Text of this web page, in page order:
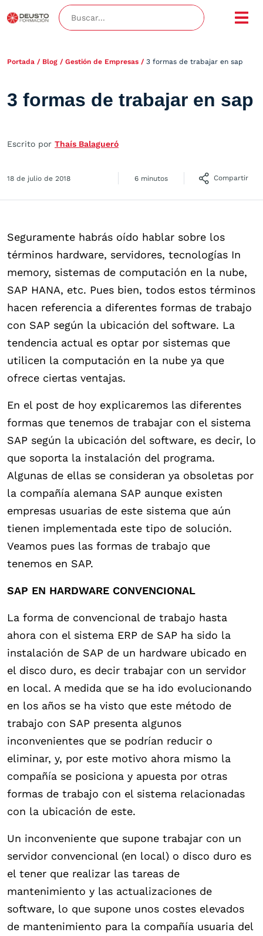
Portada / Blog / Gestión de Empresas / 3 formas de trabajar en sap
3 formas de trabajar en sap
Escrito por Thaís Balagueró
18 de julio de 2018 6 minutos Compartir
Seguramente habrás oído hablar sobre los
términos hardware, servidores, tecnologías In
memory, sistemas de computación en la nube,
SAP HANA, etc. Pues bien, todos estos términos
hacen referencia a diferentes formas de trabajo
con SAP según la ubicación del software. La
tendencia actual es optar por sistemas que
utilicen la computación en la nube ya que
ofrece ciertas ventajas.
En el post de hoy explicaremos las diferentes
formas que tenemos de trabajar con el sistema
SAP según la ubicación del software, es decir, lo
que soporta la instalación del programa.
Algunas de ellas se consideran ya obsoletas por
la compañía alemana SAP aunque existen
empresas usuarias de este sistema que aún
tienen implementada este tipo de solución.
Veamos pues las formas de trabajo que
tenemos en SAP.
SAP EN HARDWARE CONVENCIONAL
La forma de convencional de trabajo hasta
ahora con el sistema ERP de SAP ha sido la
instalación de SAP de un hardware ubicado en
el disco duro, es decir trabajar con un servidor
en local. A medida que se ha ido evolucionando
en los años se ha visto que este método de
trabajo con SAP presenta algunos
inconvenientes que se podrían reducir o
eliminar, y, por este motivo ahora mismo la
compañía se posiciona y apuesta por otras
formas de trabajo con el sistema relacionadas
con la ubicación de este.
Un inconveniente que supone trabajar con un
servidor convencional (en local) o disco duro es
el tener que realizar las tareas de
mantenimiento y las actualizaciones de
software, lo que supone unos costes elevados
de mantenimiento para la compañía usuaria del